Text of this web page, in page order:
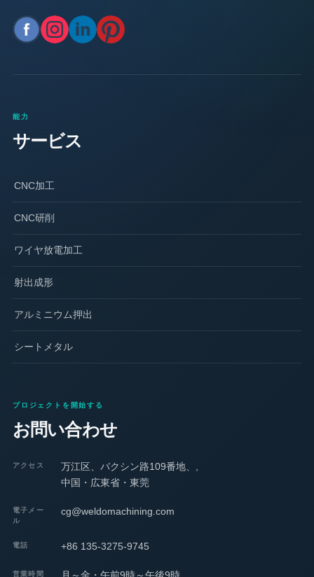
能力
サービス
CNC加工
CNC研削
ワイヤ放電加工
射出成形
アルミニウム押出
シートメタル
プロジェクトを開始する
お問い合わせ
アクセス
万江区、バクシン路109番地、,
中国・広東省・東莞
電子メー
ル
cg@weldomachining.com
電話 +86 135-3275-9745
営業時間